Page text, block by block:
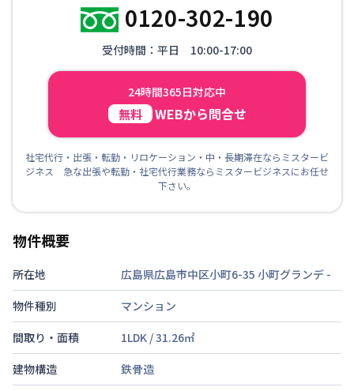
0120-302-190
受付時間：平日 10:00-17:00
24時間365日対応中
無料 WEBから問合せ
社宅代行・出張・転勤・リロケーション・中・長期滞在ならミスタービ
ジネス 急な出張や転勤・社宅代行業務ならミスタービジネスにお任せ
下さい。
物件概要
所在地 広島県広島市中区小町6-35 小町グランデ -
物件種別
マンション
間取り・面積
1LDK /31.26㎡
建物構造
鉄骨造